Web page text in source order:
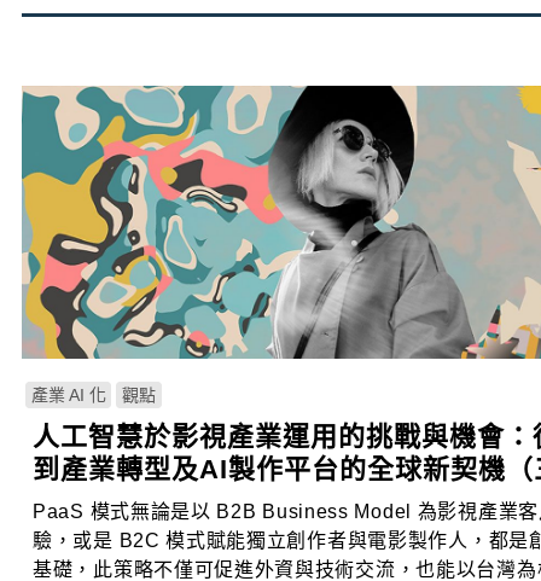
產業 AI 化 觀點
人工智慧於影視產業運用的挑戰與機會
到產業轉型及AI製作平台的全球新契機（
PaaS 模式無論是以 B2B Business Model 為影視產業
驗，或是 B2C 模式賦能獨立創作者與電影製作人，都是
基礎，此策略不僅可促進外資與技術交流，也能以台灣